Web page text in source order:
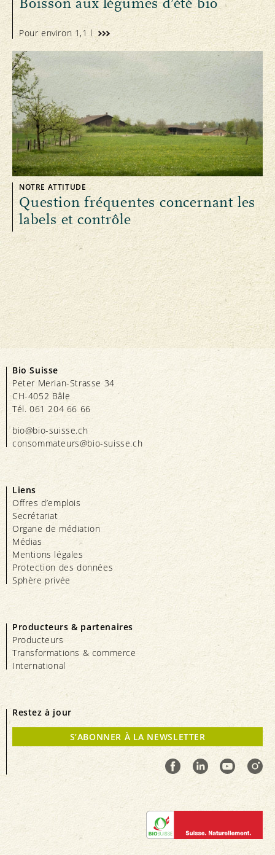
Boisson aux légumes d’été bio
Pour environ 1,1 l
NOTRE ATTITUDE
Question fréquentes concernant les
labels et contrôle
Bio Suisse
Peter Merian-Strasse 34
CH-4052 Bâle
Tél. 061 204 66 66
bio@bio-suisse.ch
consommateurs@bio-suisse.ch
Liens
Offres d’emplois
Secrétariat
Organe de médiation
Médias
Mentions légales
Protection des données
Sphère privée
Producteurs & partenaires
Producteurs
Transformations & commerce
International
Restez à jour
S’ABONNER À LA NEWSLETTER